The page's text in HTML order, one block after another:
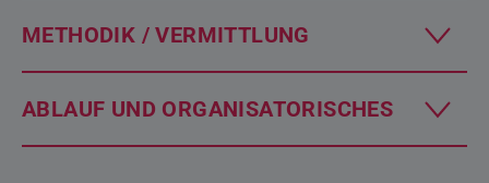
METHODIK / VERMITTLUNG
ABLAUF UND ORGANISATORISCHES